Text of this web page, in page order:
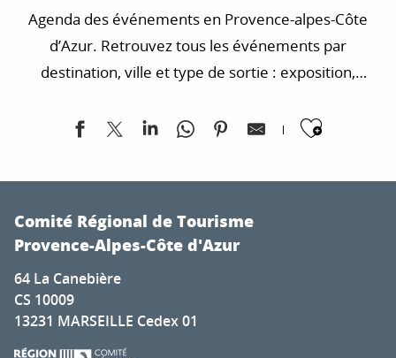
Agenda des événements en Provence-alpes-Côte
d’Azur. Retrouvez tous les événements par
destination, ville et type de sortie : exposition,
Grande Roue
Concert : The Wiz Duo
Exposition temporaire : "Empreintes paysagères"
Exposition « UNE ARAIGNEE AU PLAFOND ! » Musée de
Festival Orgues & Cinéma
Festival Saint Jazz Cap Ferrat - 14ème édition
Jeux de couleurs
Comité Régional de Tourisme
Provence-Alpes-Côte d'Azur
64 La Canebière
CS 10009
13231 MARSEILLE Cedex 01